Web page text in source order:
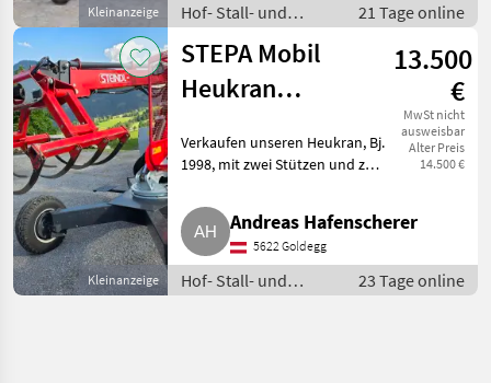
Kleinanzeige
Hof- Stall- und
Weidetechnik /
Heutechnik
21 Tage online
Kleinanzeige
STEPA Mobil
Heukran
13.500
€
MwSt nicht
ausweisbar
Alter Preis
14.500 €
Verkaufen unseren Heukran, Bj.
1998, mit zwei Stützen und zwei
7, 6 m Länge und
Schoppeinrichtung. Inkl.
Zapfwellenbetrieb. Hof- Stall-
Andreas Hafenscherer
5622 Goldegg
Hof- Stall- und
Weidetechnik /
23 Tage online